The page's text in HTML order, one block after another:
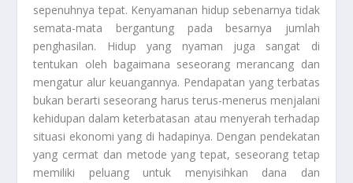
sepenuhnya tepat. Kenyamanan hidup sebenarnya tidak
semata-mata bergantung pada besarnya jumlah
penghasilan. Hidup yang nyaman juga sangat di
tentukan oleh bagaimana seseorang merancang dan
mengatur alur keuangannya. Pendapatan yang terbatas
bukan berarti seseorang harus terus-menerus menjalani
kehidupan dalam keterbatasan atau menyerah terhadap
situasi ekonomi yang di hadapinya. Dengan pendekatan
yang cermat dan metode yang tepat, seseorang tetap
memiliki peluang untuk menyisihkan dana dan